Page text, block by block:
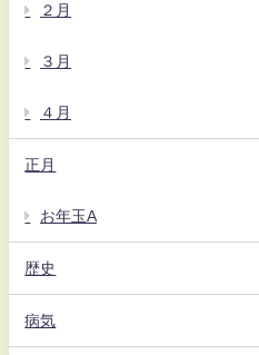
２月
３月
４月
正月
お年玉A
歴史
病気